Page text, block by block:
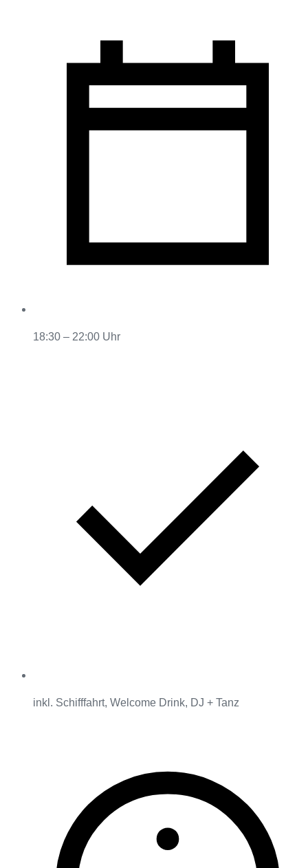
18:30 – 22:00 Uhr
inkl. Schifffahrt, Welcome Drink, DJ + Tanz